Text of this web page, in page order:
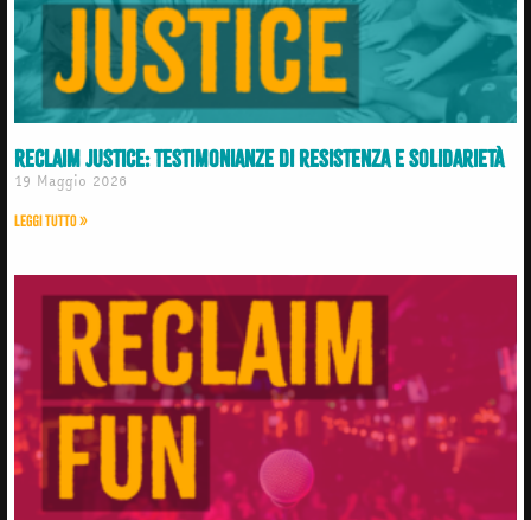
Reclaim Justice: testimonianze di resistenza e solidarietà
19 Maggio 2026
Leggi Tutto »